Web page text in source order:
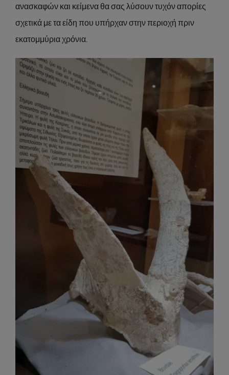
ανασκαφών και κείμενα θα σας λύσουν τυχόν απορίες
σχετικά με τα είδη που υπήρχαν στην περιοχή πριν
εκατομμύρια χρόνια.